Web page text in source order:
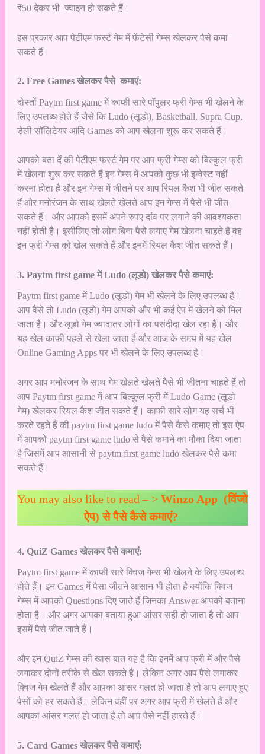
₹50 देकर भी ज्वाइन हो सकते हैं।
इस प्रकार आप पेटीएम फर्स्ट गेम में फेंटेसी गेम्स खेलकर पैसे कमा
सकते हैं।
2. Free Games खेलकर पैसे कमाएं:
दोस्तों Paytm first game में काफी सारे पॉपुलर फ्री गेम्स भी खेलने के
लिए उपलब्ध होते हैं जैसे कि Ludo (लूडो), Basketball, Supra Cup,
डेली सॉलिटेयर आदि Games को आप खेलना शुरू कर सकते हैं।
आपको बता दें की पेटीएम फर्स्ट गेम पर आप फ्री गेम्स को बिल्कुल फ्री
में खेलना शुरू कर सकते हैं इन गेम्स में आपको कुछ भी इन्वेस्ट नहीं
करना होता है और इन गेम्स में जीतने पर आप रियल कैश भी जीत सकते
हैं और मनोरंजन के साथ खेलते खेलते आप इन गेम्स में पैसे भी जीत
सकते हैं। और आपको इसमें अपने रुपए दांव पर लगाने की आवश्यकता
नहीं होती है। इसीलिए जो लोग बिना पैसे लगाए गेम खेलना चाहते हैं वह
इन फ्री गेम्स को खेल सकते हैं और इनमें रियल कैश जीत सकते हैं।
3. Paytm first game में Ludo (लूडो) खेलकर पैसे कमाएं:
Paytm first game में Ludo (लूडो) गेम भी खेलने के लिए उपलब्ध है।
आप वैसे तो Ludo (लूडो) गेम आपको और भी कई ऐप में खेलने को मिल
जाता है। और लूडो गेम ज्यादातर लोगों का पसंदीदा खेल रहा है। और
यह खेल काफी पहले से खेला जाता है और आज के समय में यह खेल
Online Gaming Apps पर भी खेलने के लिए उपलब्ध है।
अगर आप मनोरंजन के साथ गेम खेलते खेलते पैसे भी जीतना चाहते हैं तो
आप Paytm first game में आप बिल्कुल फ्री में Ludo Game (लूडो
गेम) खेलकर रियल कैश जीत सकते हैं। काफी सारे लोग यह सर्च भी
करते रहते हैं की paytm first game ludo में पैसे कैसे कमाए तो इस ऐप
में आपको paytm first game ludo से पैसे कमाने का मौका दिया जाता
है जिसमें आप आसानी से paytm first game ludo खेलकर पैसे कमा
सकते हैं।
You may also like to read – > Winzo App (विंजो
ऐप) से पैसे कैसे कमाएं?
4. QuiZ Games खेलकर पैसे कमाएं:
Paytm first game में काफी सारे क्विज गेम्स भी खेलने के लिए उपलब्ध
होते हैं। इन Games में पैसा जीतने आसान भी होता है क्योंकि क्विज
गेम्स में आपको Questions दिए जाते हैं जिनका Answer आपको बताना
होता है। और अगर आपका बताया हुआ आंसर सही हो जाता है तो आप
इसमें पैसे जीत जाते हैं।
और इन QuiZ गेम्स की खास बात यह है कि इनमें आप फ्री में और पैसे
लगाकर दोनों तरीके से खेल सकते हैं। लेकिन अगर आप पैसे लगाकर
क्विज गेम खेलते हैं और आपका आंसर गलत हो जाता है तो आप लगाए हुए
पैसों को हर सकते हैं। लेकिन वहीं पर अगर आप फ्री में खेलते हैं और
आपका आंसर गलत हो जाता है तो आप पैसे नहीं हारते हैं।
5. Card Games खेलकर पैसे कमाएं: